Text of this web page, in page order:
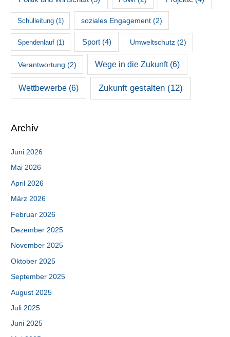
Schulleitung(1) soziales Engagement(2)
Spendenlauf(1) Sport(4) Umweltschutz(2)
Verantwortung (2) Wege in die Zukunft(6)
Wettbewerbe (6) Zukunft gestalten (12)
Archiv
Juni 2026
Mai 2026
April 2026
März 2026
Februar 2026
Dezember 2025
November 2025
Oktober 2025
September 2025
August 2025
Juli 2025
Juni 2025